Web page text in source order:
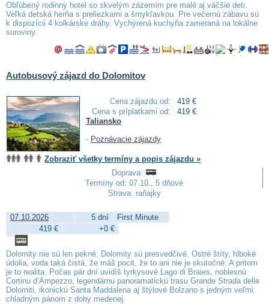
Obľúbený rodinný hotel so skvelým zázemím pre malé aj väčšie deti.
Veľká detská herňa s preliezkami a šmykľavkou. Pre večernú zábavu sú
k dispozícii 4 kolkárske dráhy. Vychýrená kuchyňa zameraná na lokálne
suroviny.
Autobusový zájazd do Dolomitov
Cena zájazdu od:
419 €
Cena s príplatkami od:
419 €
Taliansko
- Poznávacie zájazdy
Zobraziť všetky termíny a popis zájazdu »
Doprava:
Termíny od: 07.10., 5 dňové
Strava: raňajky
07.10.2026 5 dní
First Minute
419 €
+0 €
Dolomity nie sú len pekné. Dolomity sú presvedčivé. Ostré štíty, hlboké
údolia, voda taká čistá, že máš pocit, že to ani nie je skutočné. A pritom
je to realita. Počas pár dní uvidíš tyrkysové Lago di Braies, noblesnú
Cortinu d’Ampezzo, legendárnu panoramatickú trasu Grande Strada delle
Dolomiti, ikonickú Santa Maddalena aj štýlové Bolzano s jedným veľmi
chladným pánom z doby medenej.